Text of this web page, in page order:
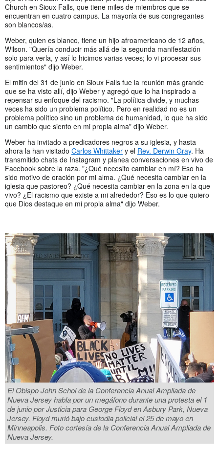
Church en Sioux Falls, que tiene miles de miembros que se
encuentran en cuatro campus. La mayoría de sus congregantes
son blancos/as.
Weber, quien es blanco, tiene un hijo afroamericano de 12 años,
Wilson. "Quería conducir más allá de la segunda manifestación
solo para verla, y así lo hicimos varias veces; lo vi procesar sus
sentimientos" dijo Weber.
El mitin del 31 de junio en Sioux Falls fue la reunión más grande
que se ha visto allí, dijo Weber y agregó que lo ha inspirado a
repensar su enfoque del racismo. "La política divide, y muchas
veces ha sido un problema político. Pero en realidad no es un
problema político sino un problema de humanidad, lo que ha sido
un cambio que siento en mi propia alma" dijo Weber.
Weber ha invitado a predicadores negros a su iglesia, y hasta
ahora la han visitado Carlos Whittaker y el Rev. Derwin Gray. Ha
transmitido chats de Instagram y planea conversaciones en vivo de
Facebook sobre la raza. "¿Qué necesito cambiar en mí? Eso ha
sido motivo de oración por mi alma. ¿Qué necesita cambiar en la
iglesia que pastoreo? ¿Qué necesita cambiar en la zona en la que
vivo? ¿El racismo que existe a mi alrededor? Eso es lo que quiero
que Dios destaque en mi propia alma" dijo Weber.
El Obispo John Schol de la Conferencia Anual Ampliada de
Nueva Jersey habla por un megáfono durante una protesta el 1
de junio por Justicia para George Floyd en Asbury Park, Nueva
Jersey. Floyd murió bajo custodia policial el 25 de mayo en
Minneapolis. Foto cortesía de la Conferencia Anual Ampliada de
Nueva Jersey.